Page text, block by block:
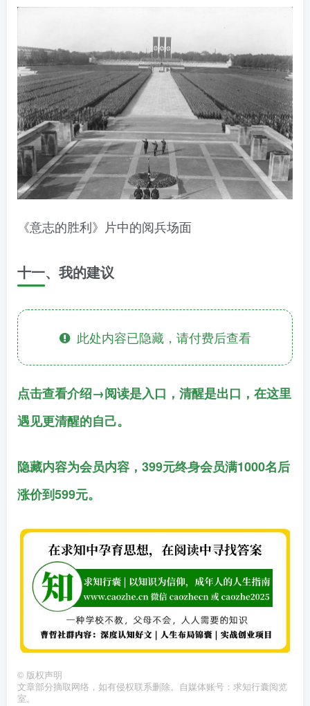
《意志的胜利》片中的阅兵场面
十一、 我的建议
此处内容已隐藏，请付费后查看
点击查看介绍→阅读是入口，清醒是出口，在这里
遇见更清醒的自己。
隐藏内容为会员内容，399元终身会员满1000名后
涨价到599元。
© 版权声明
文章部分摘取网络，如有侵权联系删除。自媒体账号：求知行囊阅览
室。